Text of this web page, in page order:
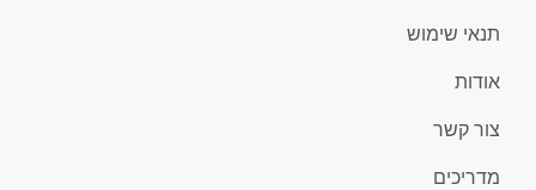
תנאי שימוש
אודות
צור קשר
מדריכים